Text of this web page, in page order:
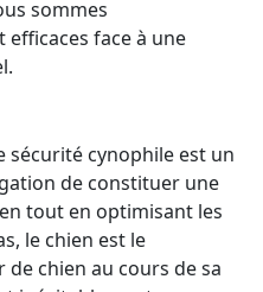
sommes
face à une
sécurité cynophile est un
de constituer une
tout en optimisant les
le chien est le
chien au cours de sa